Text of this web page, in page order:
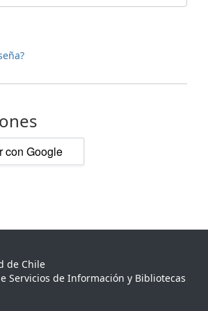
con Google
de Chile
Servicios de Información y Bibliotecas